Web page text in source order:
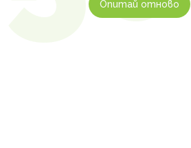
Опитай отново